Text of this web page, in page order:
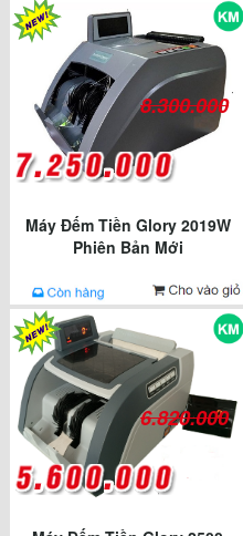
8.300.000
Máy Đếm Tiền Glory 2019W
Phiên Bản Mới
6.820.000